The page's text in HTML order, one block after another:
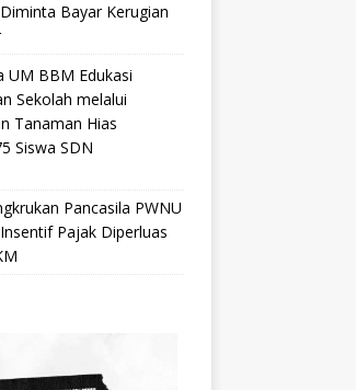
Bayar Kerugian
UM BBM Edukasi
Sekolah melalui
Tanaman Hias
Siswa SDN
Pancasila PWNU
Pajak Diperluas